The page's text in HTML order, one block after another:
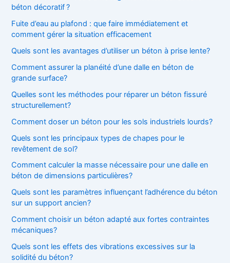
:
béton décoratif ?
Fuite d’eau au plafond : que faire immédiatement et
comment gérer la situation efficacement
Quels sont les avantages d’utiliser un béton à prise lente?
Comment assurer la planéité d’une dalle en béton de
grande surface?
Quelles sont les méthodes pour réparer un béton fissuré
structurellement?
Comment doser un béton pour les sols industriels lourds?
Quels sont les principaux types de chapes pour le
revêtement de sol?
Comment calculer la masse nécessaire pour une dalle en
béton de dimensions particulières?
Quels sont les paramètres influençant l’adhérence du béton
sur un support ancien?
Comment choisir un béton adapté aux fortes contraintes
mécaniques?
Quels sont les effets des vibrations excessives sur la
solidité du béton?